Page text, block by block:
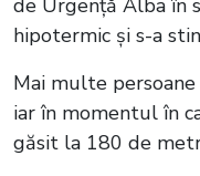
de Urgență Alba în
hipotermic și s-a
Mai multe
iar în momentul în
găsit la 180 de